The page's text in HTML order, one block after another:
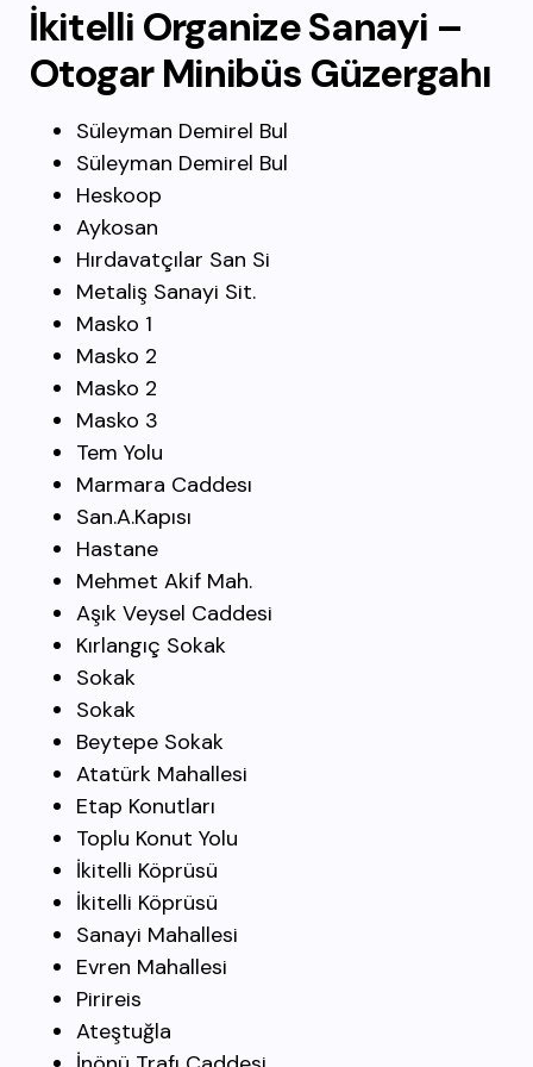
İkitelli Organize Sanayi –
Otogar Minibüs Güzergahı
Süleyman Demirel Bul
Süleyman Demirel Bul
Heskoop
Aykosan
Hırdavatçılar San Si
Metaliş Sanayi Sit.
Masko 1
Masko 2
Masko 2
Masko 3
Tem Yolu
Marmara Caddesı
San.A.Kapısı
Hastane
Mehmet Akif Mah.
Aşık Veysel Caddesi
Kırlangıç Sokak
Sokak
Sokak
Beytepe Sokak
Atatürk Mahallesi
Etap Konutları
Toplu Konut Yolu
İkitelli Köprüsü
İkitelli Köprüsü
Sanayi Mahallesi
Evren Mahallesi
Pirireis
Ateştuğla